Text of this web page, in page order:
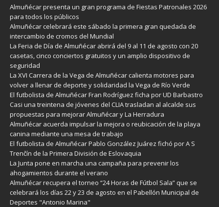
Almuñécar presenta un gran programa de Fiestas Patronales 2026
para todos los públicos
Almuñécar celebrará este sábado la primera gran quedada de
intercambio de cromos del Mundial
La Feria de Día de Almuñécar abrirá del 9 al 11 de agosto con 20
casetas, cinco conciertos gratuitos y un amplio dispositivo de
seguridad
La XVI Carrera de la Vega de Almuñécar calienta motores para
volver a llenar de deporte y solidaridad la Vega de Río Verde
El futbolista de Almuñécar Fran Rodríguez ficha por UD Barbastro
Casi una treintena de jóvenes del CLIA trasladan al alcalde sus
propuestas para mejorar Almuñécar y La Herradura
Almuñécar acuerda impulsar la mejora o reubicación de la playa
canina mediante una mesa de trabajo
El futbolista de Almuñécar Pablo González Juárez fichó por A S
Trenčín de la Primera División de Eslovaquia
La Junta pone en marcha una campaña para prevenir los
ahogamientos durante el verano
Almuñécar recupera el torneo “24 Horas de Fútbol Sala” que se
celebrará los días 22 y 23 de agosto en el Pabellón Municipal de
Deportes "Antonio Marina"